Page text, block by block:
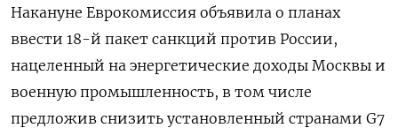
Накануне Еврокомиссия объявила о планах
ввести 18-й пакет санкций против России,
нацеленный на энергетические доходы Москвы и
военную промышленность, в том числе
предложив снизить установленный странами G7